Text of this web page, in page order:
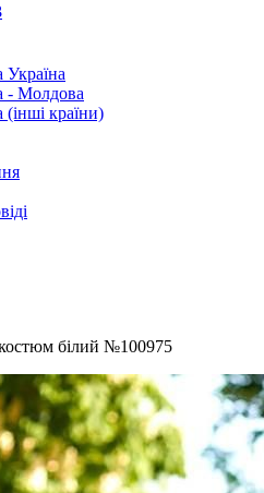
Україна
- Молдова
(інші країни)
білий №100975